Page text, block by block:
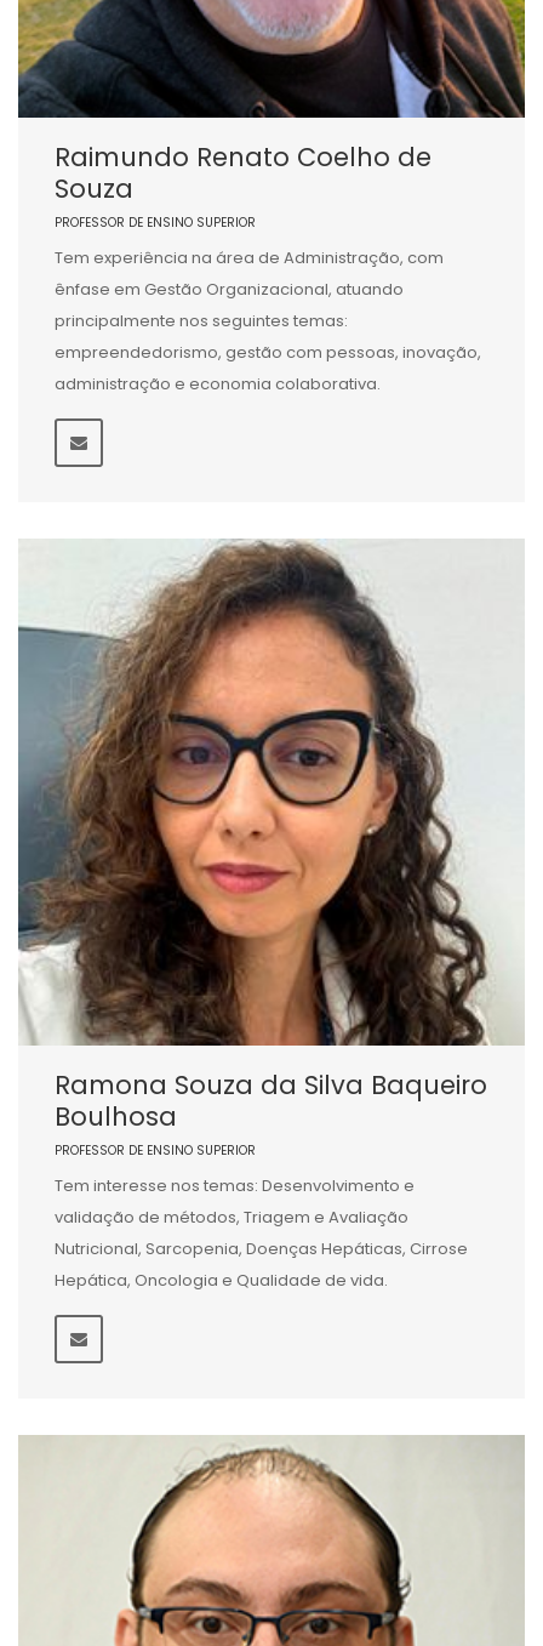
Raimundo Renato Coelho de
Souza
PROFESSOR DE ENSINO SUPERIOR
Tem experiência na área de Administração, com
ênfase em Gestão Organizacional, atuando
principalmente nos seguintes temas:
empreendedorismo, gestão com pessoas, inovação,
administração e economia colaborativa.
Ramona Souza da Silva Baqueiro
Boulhosa
PROFESSOR DE ENSINO SUPERIOR
Tem interesse nos temas: Desenvolvimento e
validação de métodos, Triagem e Avaliação
Nutricional, Sarcopenia, Doenças Hepáticas, Cirrose
Hepática, Oncologia e Qualidade de vida.